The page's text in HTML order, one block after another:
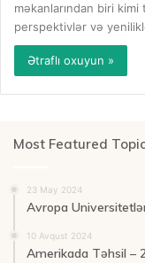
məkanlarından biri
perspektivlər və
Ətraflı oxuyun »
Most Featured
23 May 2024
Avropa
10 Avqust 2024
Amerikada Təhsil –